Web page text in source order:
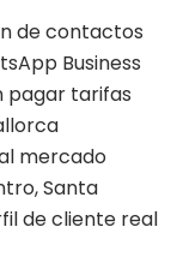
de contactos
Business
pagar tarifas
mercado
Santa
de cliente real